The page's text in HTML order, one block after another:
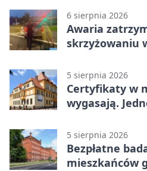
6 sierpnia 2026
Awaria
skrzyżowaniu
5 sierpnia 2026
Certyfikaty w
wygasają.
5 sierpnia 2026
Bezpłatne
mieszkańców